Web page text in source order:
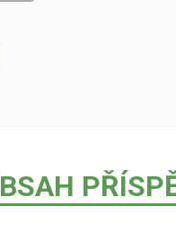
BSAH